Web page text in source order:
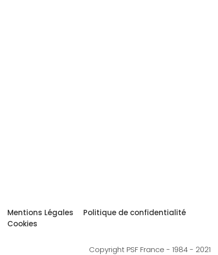
Mentions Légales
Politique de confidentialité
Cookies
Copyright PSF France - 1984 - 2021